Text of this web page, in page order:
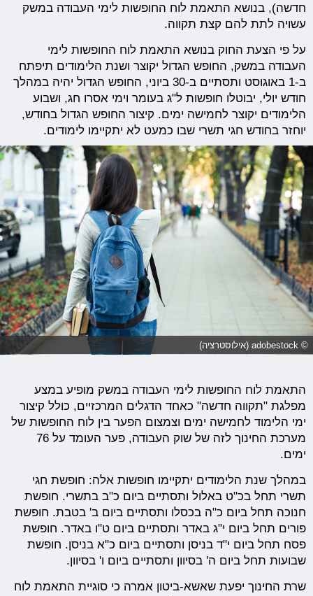
חדשה), בנושא התאמת לוח החופשות לימי העבודה במשק
עשויה לתת להם קצת תקווה.
על פי הצעת החוק בנושא התאמת לוח החופשות לימי
העבודה במשק, החופש הגדול יקוצר ושנת הלימודים תיפתח
ב-1 באוגוסט ותסתיים ב-30 ביוני, החופש הגדול יהיה במהלך
חודש יולי, יבוטלו חופשות ל"ג בעומר וימי אסרו חג, ושבוע
הלימודים יקוצר לחמישה ימים. קיצור החופש הגדול בחודש,
יוחזר בחודש חגי תשרי שבו כמעט לא יתקיימו לימודים.
© adobestock (אילוסטרציה)
התאמת לוח החופשות לימי העבודה במשק מופיע במצע
מפלגת "תקווה חדשה" כאחד הדגלים המרכזיים, כולל קיצור
ימי הלימוד לחמישה ימים וצמצום הפער בין לוח החופשות של
מערכת החינוך לזה של שוק העבודה, פער העומד על 76
ימים.
במהלך שנת הלימודים יתקיימו חופשות אלה: חופשת חגי
תשרי תחל בכ"ט באלול ותסתיים ביום כ"ב בתשרי. חופשת
חנוכה תחל ביום כ"ה בכסלו ותסתיים ביום ב' בטבת. חופשת
פורים תחל ביום י"ג באדר ותסתיים ביום ט"ו באדר. חופשת
פסח תחל ביום י"ד בניסן ותסתיים ביום כ"א בניסן. חופשת
שבועות תחל ביום ה' בסיוון ותסתיים ביום ו' בסיוון.
שרת החינוך יפעת שאשא-ביטון אמרה כי סוגיית התאמת לוח